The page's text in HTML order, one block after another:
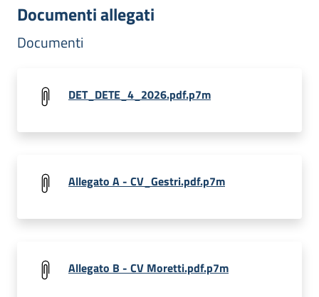
Documenti allegati
Documenti
DET_DETE_4_2026.pdf.p7m
Allegato A - CV_Gestri.pdf.p7m
Allegato B - CV Moretti.pdf.p7m